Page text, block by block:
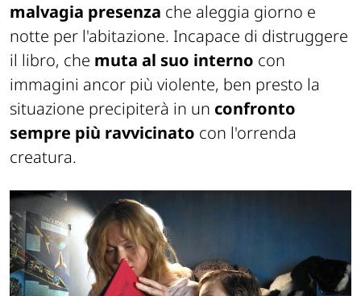
malvagia presenza che aleggia giorno e
notte per l'abitazione. Incapace di distruggere
il libro, che muta al suo interno con
immagini ancor più violente, ben presto la
situazione precipiterà in un confronto
sempre più ravvicinato con l'orrenda
creatura.